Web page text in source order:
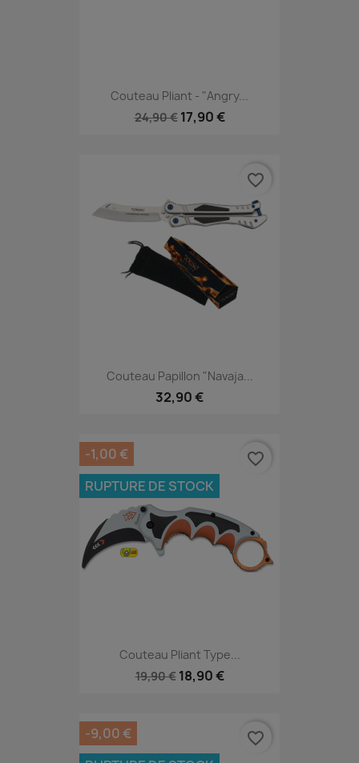
Couteau Pliant - "Angry...
24,90 € 17,90 €
Couteau Papillon "Navaja...
32,90 €
favorite_border
Couteau Pliant Type...
19,90 € 18,90 €
-1,00 €
RUPTURE DE STOCK
favorite_border
-9,00 €
favorite_border